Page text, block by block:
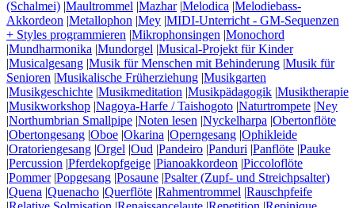
(Schalmei) |Maultrommel |Mazhar|Melodica |Melodiebass-
Akkordeon |Metallophon |Mey |MIDI-Unterricht - GM-Sequenzen
+ Styles programmieren |Mikrophonsingen |Monochord
|Mundharmonika |Mundorgel |Musical-Projekt für Kinder
|Musicalgesang |Musik für Menschen mit Behinderung |Musik für
Senioren |Musikalische Früherziehung |Musikgarten
|Musikgeschichte |Musikmeditation |Musikpädagogik |Musiktherapie
|Musikworkshop |Nagoya-Harfe / Taishogoto |Naturtrompete |Ney
|Northumbrian Smallpipe |Noten lesen |Nyckelharpa |Obertonflöte
|Obertongesang |Oboe |Okarina |Operngesang |Ophikleide
|Oratoriengesang |Orgel |Oud |Pandeiro |Panduri |Panflöte |Pauke
|Percussion |Pferdekopfgeige |Pianoakkordeon |Piccoloflöte
|Pommer|Popgesang |Posaune |Psalter (Zupf- und Streichpsalter)
|Quena |Quenacho |Querflöte |Rahmentrommel |Rauschpfeife